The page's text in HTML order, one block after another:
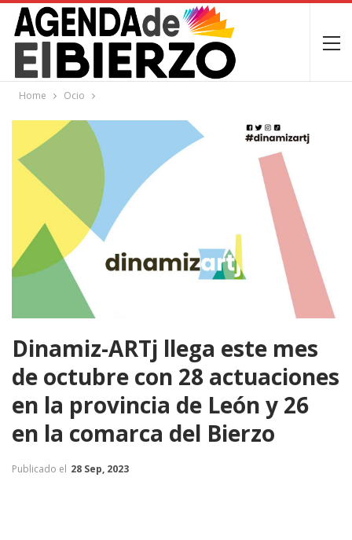
Home Ocio
Dinamiz-ARTj llega este mes
de octubre con 28 actuaciones
en la provincia de León y 26
en la comarca del Bierzo
Publicado el 28 Sep, 2023